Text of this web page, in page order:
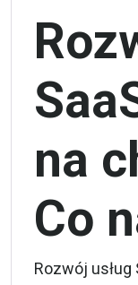
na
Co
Rozwój usług